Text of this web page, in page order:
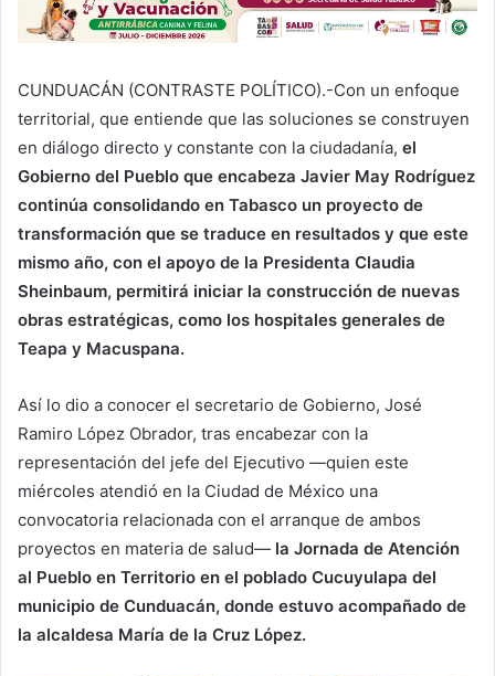
CUNDUACÁN (CONTRASTE POLÍTICO).-Con un enfoque
territorial, que entiende que las soluciones se construyen
en diálogo directo y constante con la ciudadanía, el
Gobierno del Pueblo que encabeza Javier May Rodríguez
continúa consolidando en Tabasco un proyecto de
transformación que se traduce en resultados y que este
mismo año, con el apoyo de la Presidenta Claudia
Sheinbaum, permitirá iniciar la construcción de nuevas
obras estratégicas, como los hospitales generales de
Teapa y Macuspana.
Así lo dio a conocer el secretario de Gobierno, José
Ramiro López Obrador, tras encabezar con la
representación del jefe del Ejecutivo —quien este
miércoles atendió en la Ciudad de México una
convocatoria relacionada con el arranque de ambos
proyectos en materia de salud— la Jornada de Atención
al Pueblo en Territorio en el poblado Cucuyulapa del
municipio de Cunduacán, donde estuvo acompañado de
la alcaldesa María de la Cruz López.